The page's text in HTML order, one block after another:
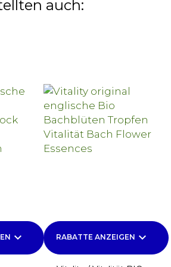
auch:
keyboard_arrow_down RABATTE ANZEIGEN keyboard_arrow_down